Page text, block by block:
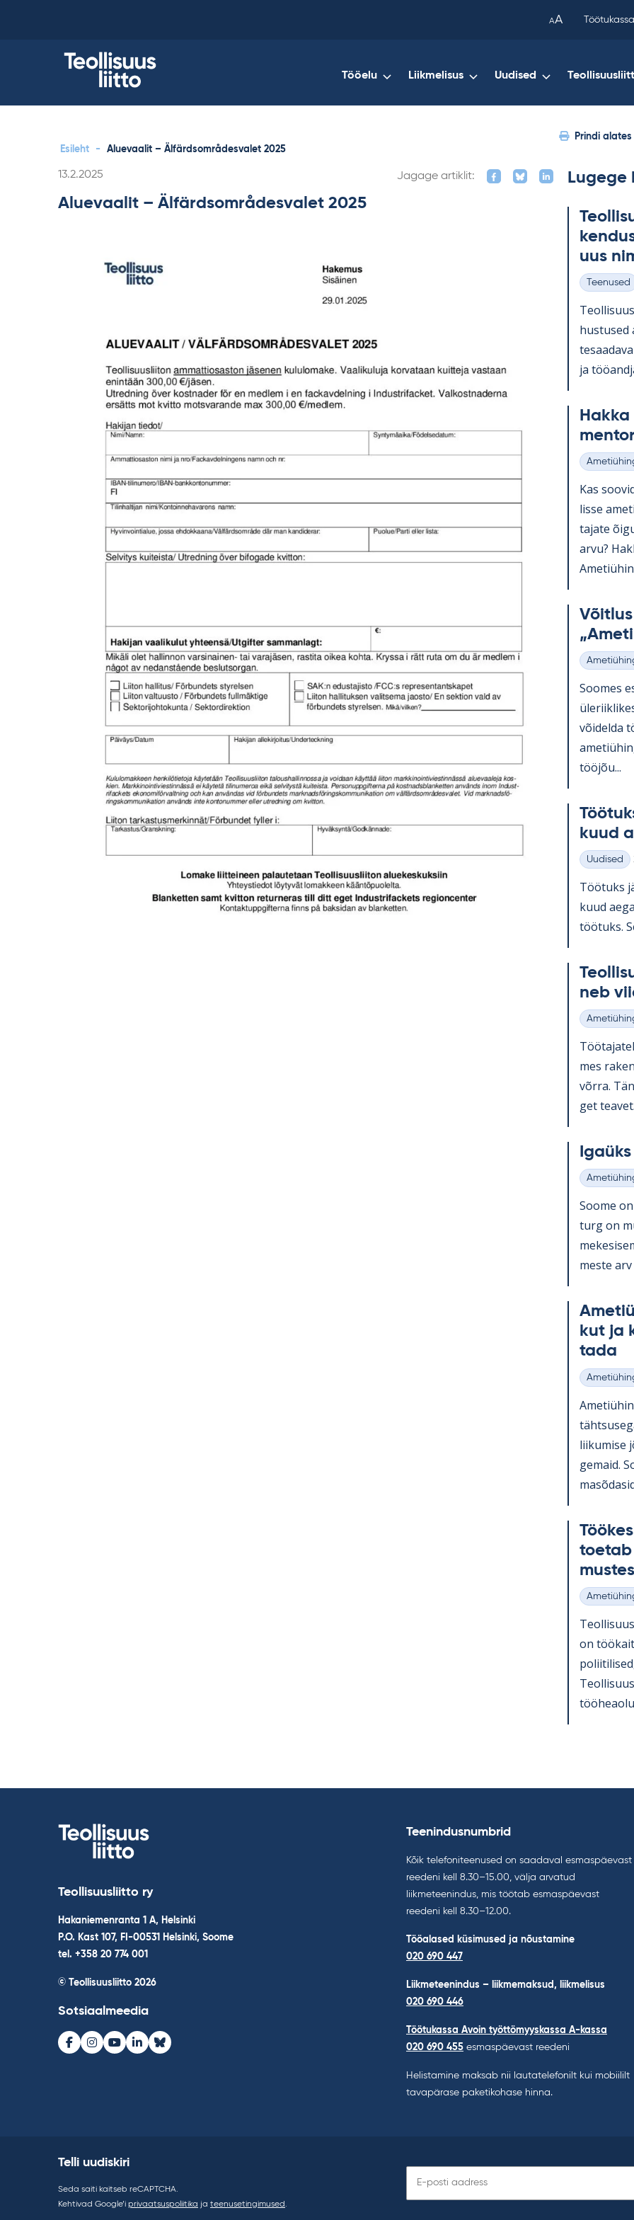
AA
Tööelu Liikmelisus Uudised
Esileht - Aluevaalit – Älfärdsområdesvalet 2025
Prindi alates
Kirjoitettu
13.2.2025 Jagage artiklit:
Aluevaalit – Älfärdsområdesvalet 2025
Lugege
uus
Kategooriad
Teenused
hus­tused
ja
Kategooriad
Kas
lisse
ta­jate
arvu?
Kategooriad
Soo­mes
või­delda
tööjõu...
kuud
Kategooriad
Uudised
Töö­tuks
kuud
töö­tuks.
neb
Kategooriad
mes
võrra.
get
Kategooriad
Soome
turg on
meste
kut ja
tada
Kategooriad
lii­ku­mise
ge­maid.
mus­tes
Kategooriad
on
your
clipboard.)
Teollisuusliitto ry
Hakaniemenranta 1 A, Helsinki
P.O. Kast 107, FI-00531 Helsinki, Soome
tel. +358 20 774 001
© Teollisuusliitto 2026
Sotsiaalmeedia
Facebook
Instagram
Youtube
LinkedInBluesky
Teenindusnumbrid
Kõik telefoniteenused on saadaval esmaspäevast
reedeni kell 8.30–15.00, välja arvatud
liikmeteenindus, mis töötab esmaspäevast
reedeni kell 8.30–12.00.
Tööalased küsimused ja nõustamine
020 690 447
Liikmeteenindus – liikmemaksud, liikmelisus
020 690 446
Töötukassa Avoin työttömyyskassa A-kassa
020 690 455 esmaspäevast reedeni
Helistamine maksab nii lautatelefonilt kui mobiililt
tavapärase paketikohase hinna.
Telli uudiskiri
Seda saiti kaitseb reCAPTCHA.
Kehtivad Google’i privaatsuspoliitika ja teenusetingimused .